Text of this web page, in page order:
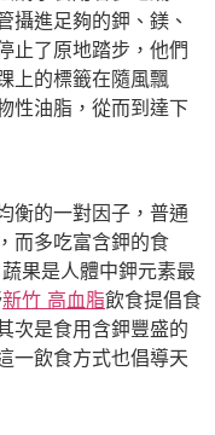
攝進足夠的鉀、鎂、
止了原地踏步，他們
上的標籤在隨風飄
性油脂，從而到達下
衡的一對因子，普通
而多吃富含鉀的食
果是人體中鉀元素最
新竹 高血脂飲食提倡食
次是食用含鉀豐盛的
一飲食方式也倡導天